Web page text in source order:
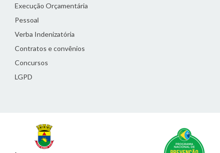
Execução Orçamentária
Pessoal
Verba Indenizatória
Contratos e convênios
Concursos
LGPD